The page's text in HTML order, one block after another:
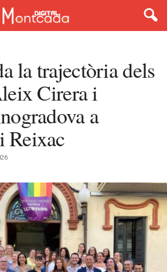
la trajectòria dels
Cirera i
a
Reixac